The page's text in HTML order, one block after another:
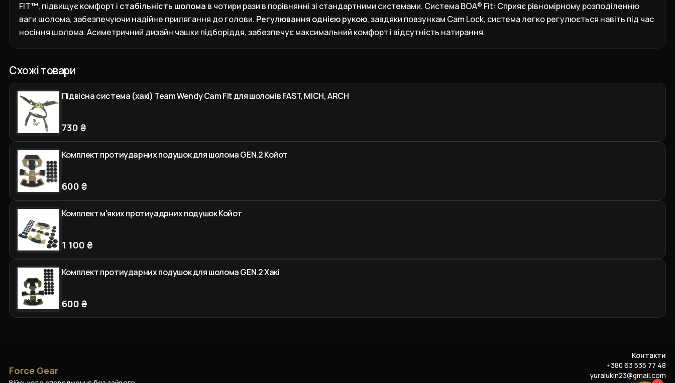
FIT™, підвищує комфорт і стабільність шолома в чотири рази в порівнянні зі стандартними системами. Система BOA® Fit: Сприяє рівномірному розподіленню
ваги шолома, забезпечуючи надійне прилягання до голови. Регулювання однією рукою, завдяки повзункам Cam Lock, система легко регулюється навіть під час
носіння шолома. Асиметричний дизайн чашки підборіддя, забезпечує максимальний комфорт і відсутність натирання.
Схожі товари
Підвісна система (хакі) Team Wendy Cam Fit для шоломів FAST, MICH, ARCH
730 ₴
Комплект протиударних подушок для шолома GEN.2 Койот
600 ₴
Комплект м'яких протиуадрних подушок Койот
1 100 ₴
Комплект протиударних подушок для шолома GEN.2 Хакі
600 ₴
Force Gear
Контакти
+380 63 535 77 48
yuralukin23@gmail.com